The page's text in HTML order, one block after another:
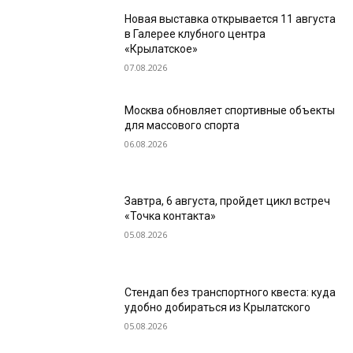
Новая выставка открывается 11 августа
в Галерее клубного центра
«Крылатское»
07.08.2026
Москва обновляет спортивные объекты
для массового спорта
06.08.2026
Завтра, 6 августа, пройдет цикл встреч
«Точка контакта»
05.08.2026
Стендап без транспортного квеста: куда
удобно добираться из Крылатского
05.08.2026